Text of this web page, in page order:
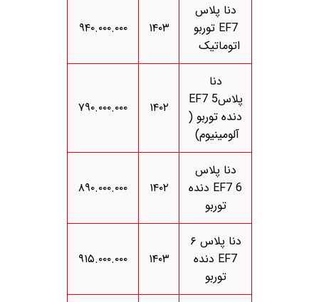
دنا پلاس
EF7 توربو
اتوماتیک
۱۴۰۳ ۹۴۰.۰۰۰.۰۰۰
دنا
پلاسEF7 5
دنده توربو (
آلومینیوم)
۱۴۰۲ ۷۹۰.۰۰۰.۰۰۰
دنا پلاس
EF7 6 دنده
توربو
۱۴۰۲ ۸۹۰.۰۰۰.۰۰۰
دنا پلاس ۶
EF7 دنده
توربو
۱۴۰۳ ۹۱۵.۰۰۰.۰۰۰